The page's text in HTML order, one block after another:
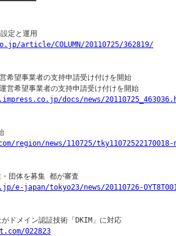
定と運用
article/COLUMN/20110725/362819/
望事業者の支持申請受け付けを開始
希望事業者の支持申請受け付けを開始
docs/news/
region/news/110725/tky11072522170018-
体を募集 都が審査
e-japan/tokyo23/news/20110726-
ドメイン認証技術「DKIM」に対応
022823